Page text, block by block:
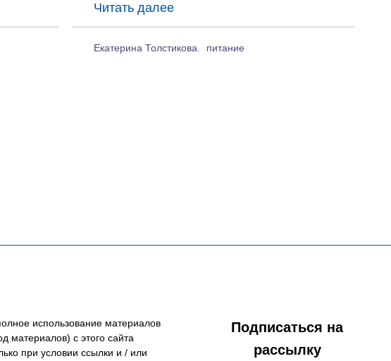
Читать далее
Екатерина Толстикова. питание
использование материалов
материалов) с этого сайта
при условии ссылки и / или
Подписаться на
рассылку